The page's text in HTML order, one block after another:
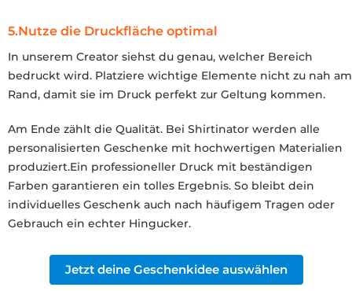
5.Nutze die Druckfläche optimal
In unserem Creator siehst du genau, welcher Bereich
bedruckt wird. Platziere wichtige Elemente nicht zu nah am
Rand, damit sie im Druck perfekt zur Geltung kommen.
Am Ende zählt die Qualität. Bei Shirtinator werden alle
personalisierten Geschenke mit hochwertigen Materialien
produziert.Ein professioneller Druck mit beständigen
Farben garantieren ein tolles Ergebnis. So bleibt dein
individuelles Geschenk auch nach häufigem Tragen oder
Gebrauch ein echter Hingucker.
Jetzt deine Geschenkidee auswählen